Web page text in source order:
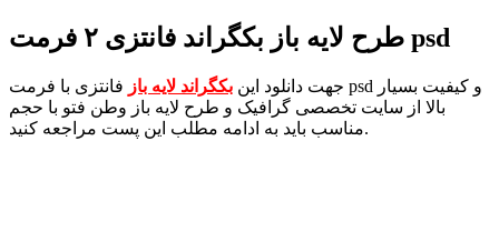
طرح لایه باز بکگراند فانتزی ۲ فرمت psd
جهت دانلود این بکگراند لایه باز فانتزی با فرمت psd و کیفیت بسیار
بالا از سایت تخصصی گرافیک و طرح لایه باز وطن فتو با حجم
مناسب باید به ادامه مطلب این پست مراجعه کنید.